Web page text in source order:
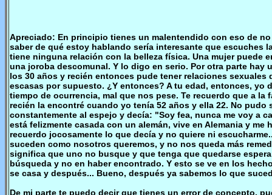
Apreciado: En principio tienes un malentendido con eso de
saber de qué estoy hablando sería interesante que escuches
tiene ninguna relación con la belleza física. Una mujer puede
una joroba descomunal. Y lo digo en serio. Por otra parte hay
los 30 años y recién entonces pude tener relaciones
escasas por supuesto. ¿Y entonces? A tu edad, entonces,
tiempo de ocurrencia, mal que nos pese. Te recuerdo que a
recién la encontré cuando yo tenía 52 años y ella 22. No
constantemente al espejo y decía: "Soy fea, nunca me voy a
está felizmente casada con un alemán, vive en Alemania y
recuerdo jocosamente lo que decía y no quiere ni
suceden como nosotros queremos, y no nos queda más
significa que uno no busque y que tenga que quedarse
búsqueda y no en haber encontrado. Y esto se ve en los
se casa y después... Bueno, después ya sabemos lo que
De mi parte te puedo decir que tienes un error de concepto,